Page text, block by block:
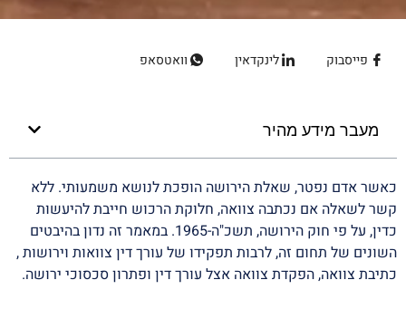
פייסבוק לינקדאין וואטסאפ
מעבר מידע מהיר
כאשר אדם נפטר, שאלת הירושה הופכת לנושא משמעותי. ללא
קשר לשאלה אם נכתבה צוואה, חלוקת הרכוש חייבת להיעשות
כדין, על פי חוק הירושה, תשכ"ה-1965. במאמר זה נדון בהיבטים
השונים של תחום זה, לרבות תפקידו של עורך דין צוואות וירושות ,
כתיבת צוואה, הפקדת צוואה אצל עורך דין ופתרון סכסוכי ירושה.